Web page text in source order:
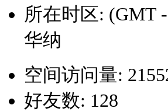
所在时区: (GMT
华纳
空间访问量:
好友数: 128